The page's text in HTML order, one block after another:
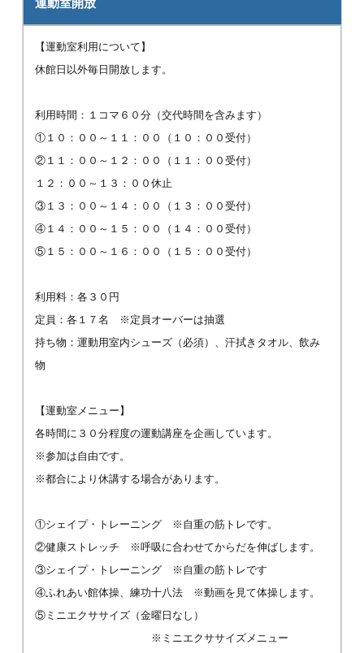
【運動室利用について】
休館日以外毎日開放します。
利用時間：１コマ６０分（交代時間を含みます）
①１０：００～１１：００（１０：００受付）
②１１：００～１２：００（１１：００受付）
１２：００～１３：００休止
③１３：００～１４：００（１３：００受付）
④１４：００～１５：００（１４：００受付）
⑤１５：００～１６：００（１５：００受付）
利用料：各３０円
定員：各１７名 ※定員オーバーは抽選
持ち物：運動用室内シューズ（必須）、汗拭きタオル、飲み
物
【運動室メニュー】
各時間に３０分程度の運動講座を企画しています。
※参加は自由です。
※都合により休講する場合があります。
①シェイプ・トレーニング ※自重の筋トレです。
②健康ストレッチ ※呼吸に合わせてからだを伸ばします。
③シェイプ・トレーニング ※自重の筋トレです
④ふれあい館体操、練功十八法 ※動画を見て体操します。
⑤ミニエクササイズ（金曜日なし）
※ミニエクササイズメニュー